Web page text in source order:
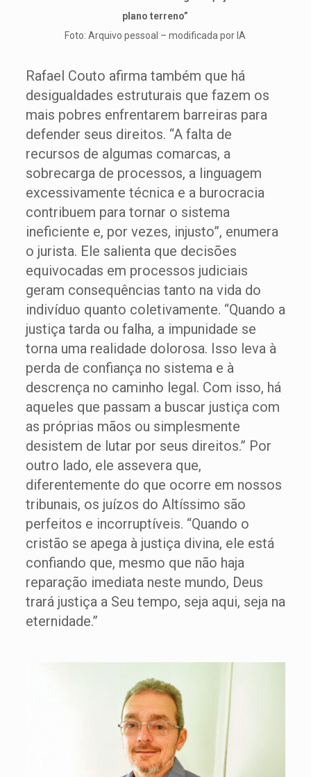
plano terreno”
Foto: Arquivo pessoal – modificada por IA
Rafael Couto afirma também que há
desigualdades estruturais que fazem os
mais pobres enfrentarem barreiras para
defender seus direitos. “A falta de
recursos de algumas comarcas, a
sobrecarga de processos, a linguagem
excessivamente técnica e a burocracia
contribuem para tornar o sistema
ineficiente e, por vezes, injusto”, enumera
o jurista. Ele salienta que decisões
equivocadas em processos judiciais
geram consequências tanto na vida do
indivíduo quanto coletivamente. “Quando a
justiça tarda ou falha, a impunidade se
torna uma realidade dolorosa. Isso leva à
perda de confiança no sistema e à
descrença no caminho legal. Com isso, há
aqueles que passam a buscar justiça com
as próprias mãos ou simplesmente
desistem de lutar por seus direitos.” Por
outro lado, ele assevera que,
diferentemente do que ocorre em nossos
tribunais, os juízos do Altíssimo são
perfeitos e incorruptíveis. “Quando o
cristão se apega à justiça divina, ele está
confiando que, mesmo que não haja
reparação imediata neste mundo, Deus
trará justiça a Seu tempo, seja aqui, seja na
eternidade.”